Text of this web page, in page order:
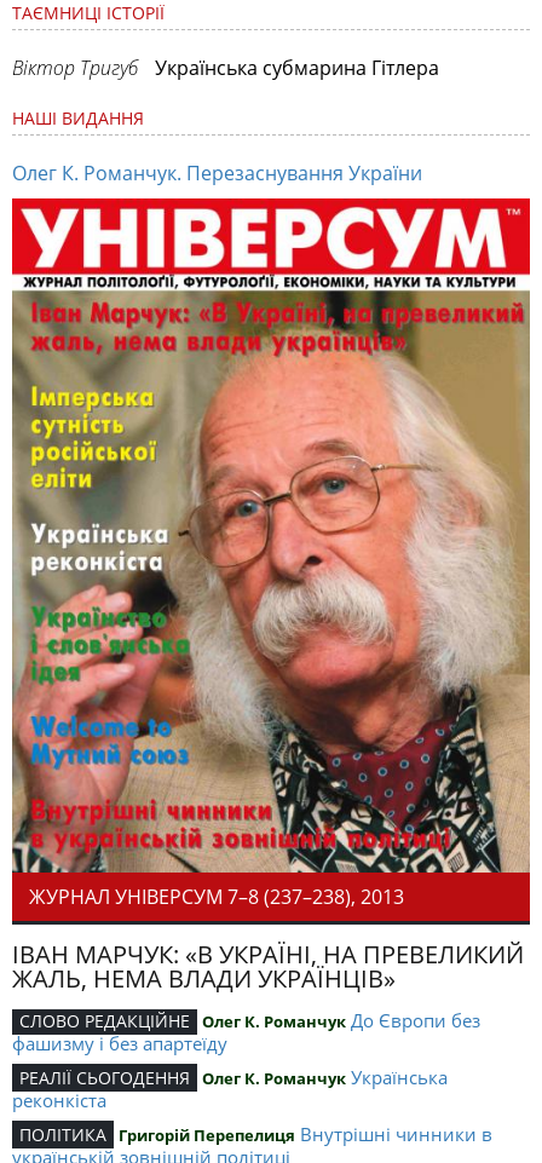
ТАЄМНИЦІ ІСТОРІЇ
Віктор Тригуб Українська субмарина Гітлера
НАШІ ВИДАННЯ
Олег К. Романчук. Перезаснування України
ЖУРНАЛ УНІВЕРСУМ 7–8 (237–238), 2013
ІВАН МАРЧУК: «В УКРАЇНІ, НА ПРЕВЕЛИКИЙ
ЖАЛЬ, НЕМА ВЛАДИ УКРАЇНЦІВ»
СЛОВО РЕДАКЦІЙНЕ Олег К. Романчук До Європи без
фашизму і без апартеїду
РЕАЛІЇ СЬОГОДЕННЯ Олег К. Романчук Українська
реконкіста
ПОЛІТИКА Григорій Перепелиця Внутрішні чинники в
українській зовнішній політиці